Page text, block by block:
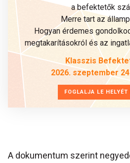
a befektetők
Merre tart az
Hogyan érdemes
megtakarításokról és az
Klasszis
2026. szeptember
FOGLALJA LE
A dokumentum szerint